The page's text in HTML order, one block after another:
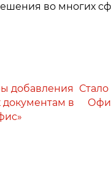
во многих
добавления
в
Стало